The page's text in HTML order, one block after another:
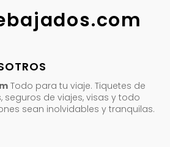
Todo para tu viaje. Tiquetes de
seguros de viajes, visas y todo
sean inolvidables y tranquilas.